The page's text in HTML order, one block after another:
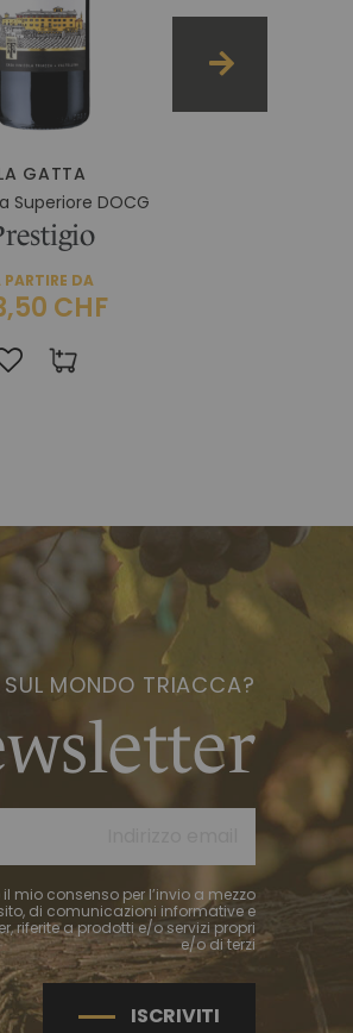
GATTA
Superiore DOCG
PARTIRE DA
CHF
MONDO TRIACCA?
il mio consenso per l’invio a mezzo
di comunicazioni informative e
riferite a prodotti e/o servizi propri
e/o di terzi
ISCRIVITI